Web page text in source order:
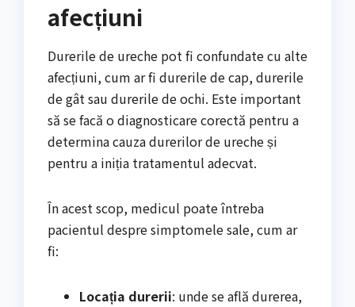
afecțiuni
Durerile de ureche pot fi confundate cu alte
afecțiuni, cum ar fi durerile de cap, durerile
de gât sau durerile de ochi. Este important
să se facă o diagnosticare corectă pentru a
determina cauza durerilor de ureche și
pentru a iniția tratamentul adecvat.
În acest scop, medicul poate întreba
pacientul despre simptomele sale, cum ar
fi:
Locația durerii: unde se află durerea,